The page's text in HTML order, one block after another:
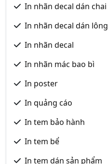
In nhãn decal dán
In nhãn decal dán
In nhãn decal
In nhãn mác bao bì
In poster
In quảng cáo
In tem bảo hành
In tem bể
In tem dán sản phẩm